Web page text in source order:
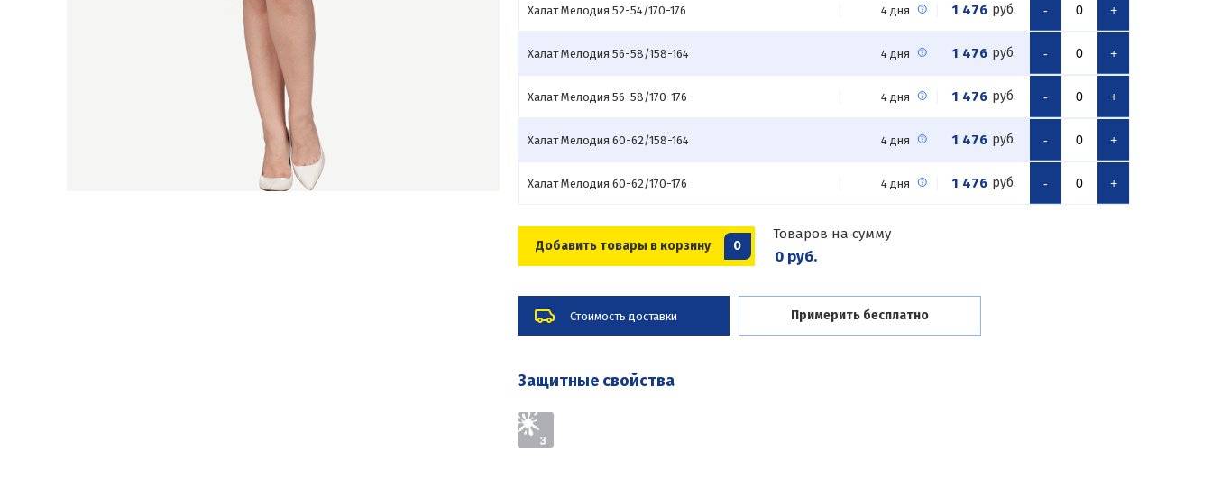
Халат Мелодия 52-54/170-176 4 дня 1 476 руб. - +
Халат Мелодия 56-58/158-164 4 дня 1 476 руб. - +
Халат Мелодия 56-58/170-176 4 дня 1 476 руб. - +
Халат Мелодия 60-62/158-164 4 дня 1 476 руб. - +
Халат Мелодия 60-62/170-176 4 дня 1 476 руб. - +
Добавить товары в корзину 0
Товаров на сумму
0 руб.
Стоимость доставки Примерить бесплатно
Защитные свойства